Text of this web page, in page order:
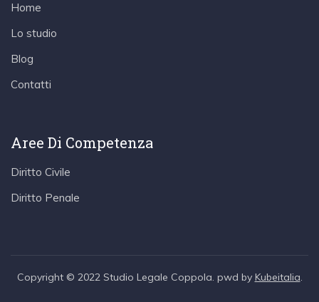
Home
Lo studio
Blog
Contatti
Aree Di Competenza
Diritto Civile
Diritto Penale
Copyright © 2022 Studio Legale Coppola. pwd by Kubeitalia.